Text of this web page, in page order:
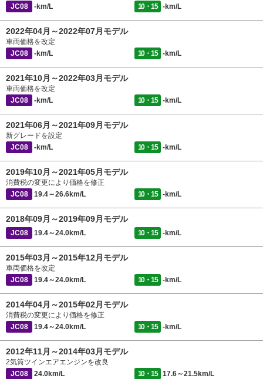
JC08
-km/L 10・15 -km/L
2022年04月～2022年07月モデル
車両価格を改定
JC08
-km/L 10・15 -km/L
2021年10月～2022年03月モデル
車両価格を改定
JC08
-km/L 10・15 -km/L
2021年06月～2021年09月モデル
新グレードを設定
JC08
-km/L 10・15 -km/L
2019年10月～2021年05月モデル
消費税の変更により価格を修正
JC08
19.4～26.6km/L 10・15 -km/L
2018年09月～2019年09月モデル
JC08 19.4～24.0km/L 10・15 -km/L
2015年03月～2015年12月モデル
車両価格を改定
JC08
19.4～24.0km/L 10・15 -km/L
2014年04月～2015年02月モデル
消費税の変更により価格を修正
JC08
19.4～24.0km/L 10・15 -km/L
2012年11月～2014年03月モデル
2気筒ツインエアエンジンを改良
JC08
24.0km/L 10・15 17.6～21.5km/L